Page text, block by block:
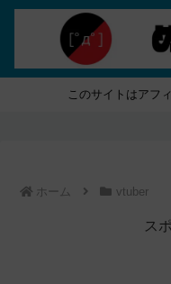
このサイトはアフ
ホーム vtuber
ス